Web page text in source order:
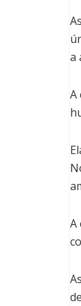
a
A
A